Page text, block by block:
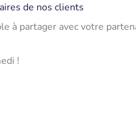
de nos clients
à partager avec votre
!